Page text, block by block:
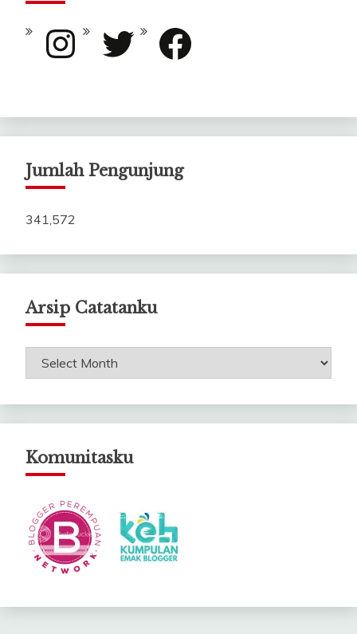
Instagram Twitter Facebook
Jumlah Pengunjung
341,572
Arsip Catatanku
Arsip
Catatanku
Komunitasku